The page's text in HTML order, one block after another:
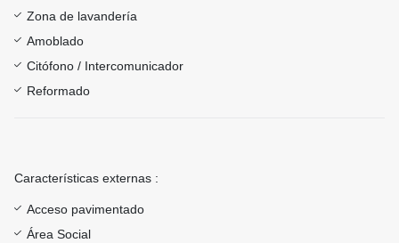
Zona de lavandería
Amoblado
Citófono / Intercomunicador
Reformado
Características externas :
Acceso pavimentado
Área Social